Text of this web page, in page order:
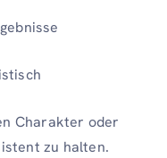
Charakter oder
zu halten.